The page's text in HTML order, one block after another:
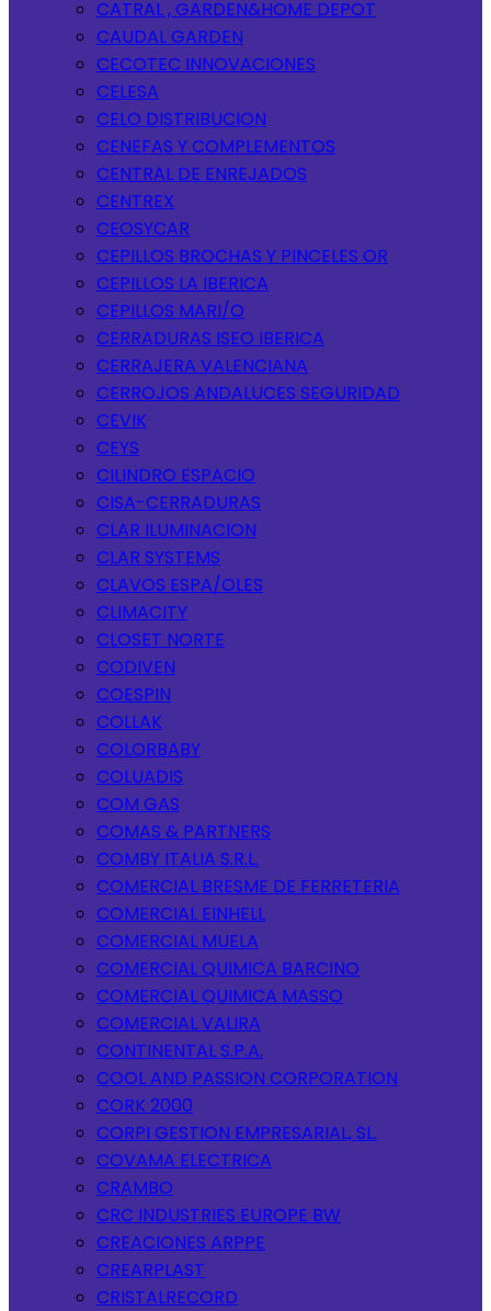
CATRAL , GARDEN&HOME DEPOT
CAUDAL GARDEN
CECOTEC INNOVACIONES
CELESA
CELO DISTRIBUCION
CENEFAS Y COMPLEMENTOS
CENTRAL DE ENREJADOS
CENTREX
CEOSYCAR
CEPILLOS BROCHAS Y PINCELES OR
CEPILLOS LA IBERICA
CEPILLOS MARI/O
CERRADURAS ISEO IBERICA
CERRAJERA VALENCIANA
CERROJOS ANDALUCES SEGURIDAD
CEVIK
CEYS
CILINDRO ESPACIO
CISA-CERRADURAS
CLAR ILUMINACION
CLAR SYSTEMS
CLAVOS ESPA/OLES
CLIMACITY
CLOSET NORTE
CODIVEN
COESPIN
COLLAK
COLORBABY
COLUADIS
COM GAS
COMAS & PARTNERS
COMBY ITALIA S.R.L.
COMERCIAL BRESME DE FERRETERIA
COMERCIAL EINHELL
COMERCIAL MUELA
COMERCIAL QUIMICA BARCINO
COMERCIAL QUIMICA MASSO
COMERCIAL VALIRA
CONTINENTAL S.P.A.
COOL AND PASSION CORPORATION
CORK 2000
CORPI GESTION EMPRESARIAL, SL.
COVAMA ELECTRICA
CRAMBO
CRC INDUSTRIES EUROPE BW
CREACIONES ARPPE
CREARPLAST
CRISTALRECORD